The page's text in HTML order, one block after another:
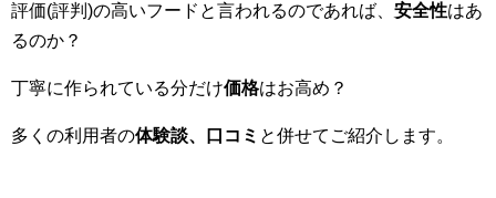
評価(評判)の高いフードと言われるのであれば、 安全性はあ
るのか？
丁寧に作られている分だけ価格はお高め？
多くの利用者の体験談、口コミ と併せてご紹介します。